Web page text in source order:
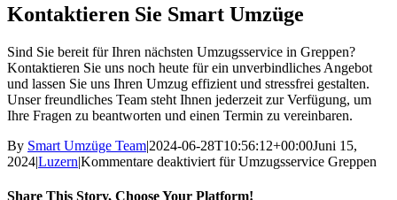
Kontaktieren Sie Smart Umzüge
Sind Sie bereit für Ihren nächsten Umzugsservice in Greppen?
Kontaktieren Sie uns noch heute für ein unverbindliches Angebot
und lassen Sie uns Ihren Umzug effizient und stressfrei gestalten.
Unser freundliches Team steht Ihnen jederzeit zur Verfügung, um
Ihre Fragen zu beantworten und einen Termin zu vereinbaren.
By Smart Umzüge Team|2024-06-28T10:56:12+00:00Juni 15,
2024|Luzern|Kommentare deaktiviert für Umzugsservice Greppen
Share This Story, Choose Your Platform!